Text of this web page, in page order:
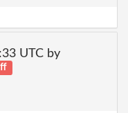
UTC by